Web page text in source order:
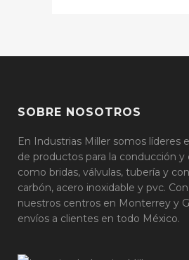
SOBRE NOSOTROS
En Industrias Miller somos líderes
de productos para la conducción
como bridas, válvulas, tubería y
carbón, acero inoxidable y pvc.
nuestros centros en Monterrey y
envíos a clientes en todo México.